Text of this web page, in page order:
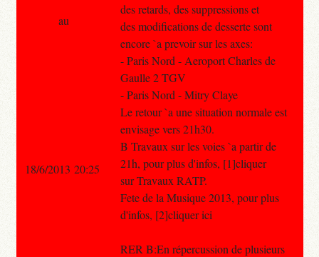
des retards, des suppressions et
des modifications de desserte sont
encore `a prevoir sur les axes:
- Paris Nord - Aeroport Charles de
Gaulle 2 TGV
- Paris Nord - Mitry Claye
Le retour `a une situation normale est
envisage vers 21h30.
B Travaux sur les voies `a partir de
21h, pour plus d'infos, [1]cliquer
sur Travaux RATP.
Fete de la Musique 2013, pour plus
d'infos, [2]cliquer ici
RER B:En répercussion de plusieurs
au
18/6/2013 20:25